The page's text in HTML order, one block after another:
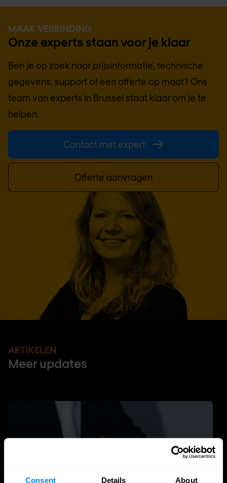
Consent Details About
MAAK VERBINDING
Onze experts staan voor je klaar
Ben je op zoek naar prijsinformatie, technische
gegevens, support of een offerte op maat? Ons
team van experts in Brussel staat klaar om je te
helpen.
Contact met expert
Offerte aanvragen
ARTIKELEN
Meer updates